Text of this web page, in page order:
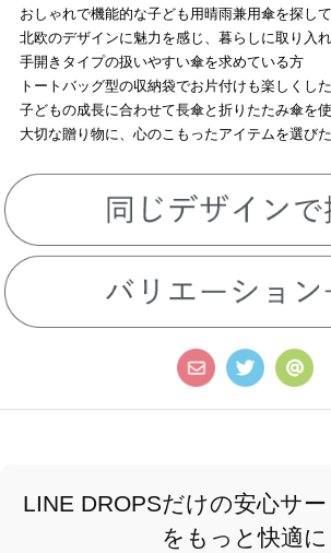
おしゃれで機能的な子ども用晴雨兼用傘を探し
北欧のデザインに魅力を感じ、暮らしに取り入
手開きタイプの扱いやすい傘を求めている方
トートバッグ型の収納袋でお片付けも楽しくし
子どもの成長に合わせて長傘と折りたたみ傘を
大切な贈り物に、心のこもったアイテムを選び
LINE DROPSだけの安心サ
をもっと快適に